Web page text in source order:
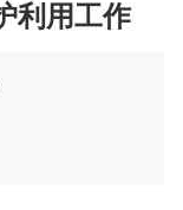
利用工作